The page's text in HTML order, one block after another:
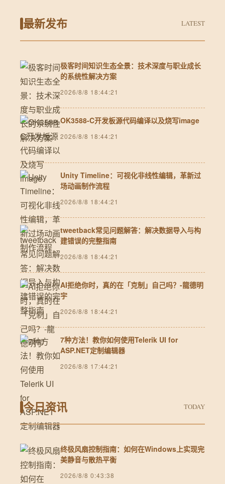
最新发布 LATEST
极客时间知识生态全景：技术深度与职业成长
的系统性解决方案
2026/8/8 18:44:21
OK3588-C开发板源代码编译以及烧写image
2026/8/8 18:44:21
Unity Timeline：可视化非线性编辑，革新过
场动画制作流程
2026/8/8 18:44:21
tweetback常见问题解答：解决数据导入与构
建错误的完整指南
2026/8/8 18:44:21
AI拒绝你时，真的在「克制」自己吗？-龍德明
宇
2026/8/8 18:44:21
7种方法！教你如何使用Telerik UI for
ASP.NET定制编辑器
2026/8/8 17:44:21
今日资讯 TODAY
终极风扇控制指南：如何在Windows上实现完
美静音与散热平衡
2026/8/8 0:43:38